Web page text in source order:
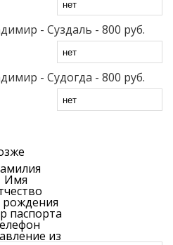
- Суздаль - 800 руб.
- Судогда - 800 руб.
Имя
рождения
паспорта
из